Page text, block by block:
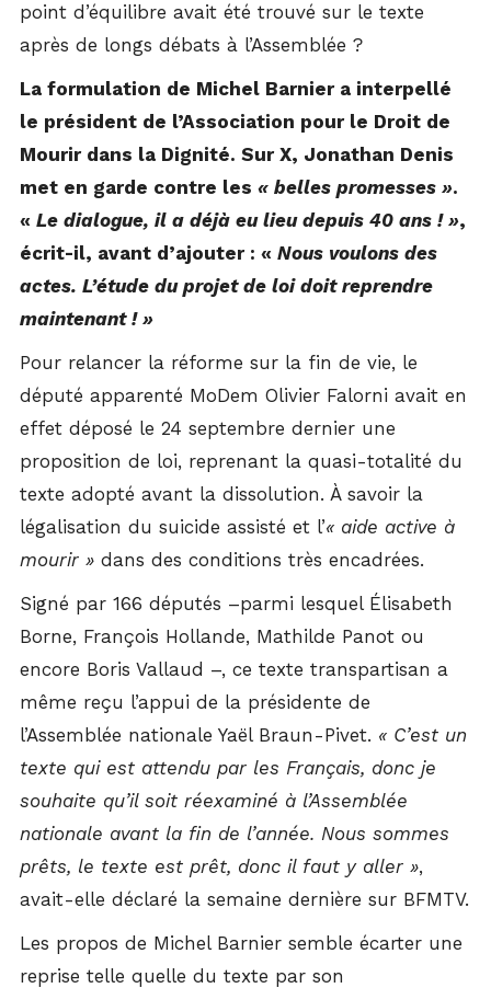
point d’équilibre avait été trouvé sur le texte
après de longs débats à l’Assemblée ?
La formulation de Michel Barnier a interpellé
le président de l’Association pour le Droit de
Mourir dans la Dignité. Sur X, Jonathan Denis
met en garde contre les « belles promesses ».
« Le dialogue, il a déjà eu lieu depuis 40 ans ! »,
écrit-il, avant d’ajouter : « Nous voulons des
actes. L’étude du projet de loi doit reprendre
maintenant ! »
Pour relancer la réforme sur la fin de vie, le
député apparenté MoDem Olivier Falorni avait en
effet déposé le 24 septembre dernier une
proposition de loi, reprenant la quasi-totalité du
texte adopté avant la dissolution. À savoir la
légalisation du suicide assisté et l’« aide active à
mourir » dans des conditions très encadrées.
Signé par 166 députés –parmi lesquel Élisabeth
Borne, François Hollande, Mathilde Panot ou
encore Boris Vallaud –, ce texte transpartisan a
même reçu l’appui de la présidente de
l’Assemblée nationale Yaël Braun-Pivet. « C’est un
texte qui est attendu par les Français, donc je
souhaite qu’il soit réexaminé à l’Assemblée
nationale avant la fin de l’année. Nous sommes
prêts, le texte est prêt, donc il faut y aller »,
avait-elle déclaré la semaine dernière sur BFMTV.
Les propos de Michel Barnier semble écarter une
reprise telle quelle du texte par son